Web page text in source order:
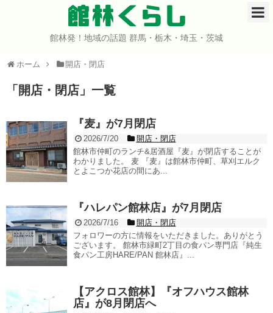
館林くらし
館林発！地域の話題 群馬・栃木・埼玉・茨城
ホーム 開店・閉店
「 開店・閉店 」 一覧
『麦』が7月閉店
2026/7/20
開店・閉店
館林市仲町のランチ&居酒屋『麦』が閉店することが
わかりました。 麦 『麦』は館林市仲町、草刈エルク
とよこつか花店の間にあ...
『ハレパン館林店』が7月閉店
2026/7/16
開店・閉店
フォロワーの方に情報をいただきました。ありがとう
ございます。 館林市緑町2丁目の食パン専門店『純生
食パン工房HARE/PAN 館林店』...
【アクロス館林】『オフハウス館林
店』が8月閉店へ
ホーム
グルメ
ショップ
コミュニティ
宇宙よりも遠い場所